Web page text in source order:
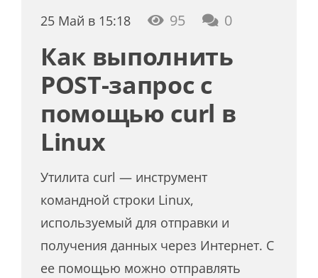
25 Май в 15:18 95 0
Как выполнить
POST-запрос с
помощью curl в
Linux
Утилита curl — инструмент
командной строки Linux,
используемый для отправки и
получения данных через Интернет. С
ее помощью можно отправлять